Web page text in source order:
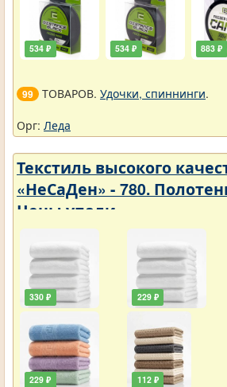
534 ₽ 534 ₽ 883 ₽
99 ТОВАРОВ. Удочки, спиннинги.
Орг: Леда
Текстиль высокого
«НеСаДен» - 780.
Цены упали
330 ₽
229 ₽
229 ₽
112 ₽